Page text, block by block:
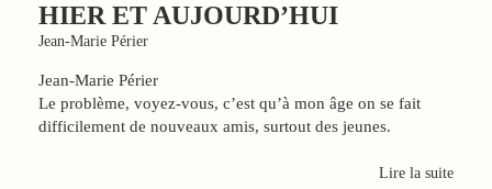
HIER ET AUJOURD’HUI
Jean-Marie Périer
Jean-Marie Périer
Le problème, voyez-vous, c’est qu’à mon âge on se fait
difficilement de nouveaux amis, surtout des jeunes.
Lire la suite